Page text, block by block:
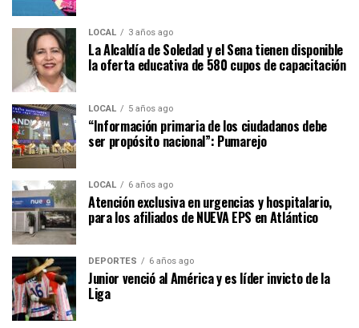
LOCAL 3 años ago
La Alcaldía de Soledad y el Sena tienen disponible
la oferta educativa de 580 cupos de capacitación
LOCAL 5 años ago
“Información primaria de los ciudadanos debe
ser propósito nacional”: Pumarejo
LOCAL 6 años ago
Atención exclusiva en urgencias y hospitalario,
para los afiliados de NUEVA EPS en Atlántico
DEPORTES 6 años ago
Junior venció al América y es líder invicto de la
Liga